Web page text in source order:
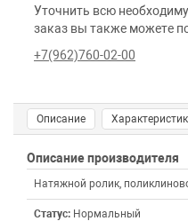
Уточнить всю
заказ вы также можете
+7(962)760-02-00
Описание
Описание производителя
Натяжной ролик,
Статус: Нормальный